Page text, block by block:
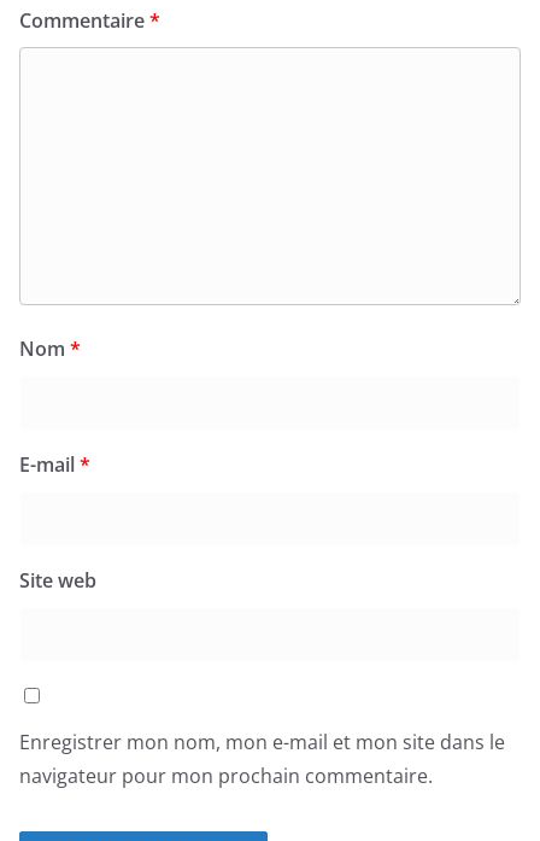
Commentaire*
Nom *
E-mail*
Site web
Enregistrer mon nom, mon e-mail et mon site dans le
navigateur pour mon prochain commentaire.